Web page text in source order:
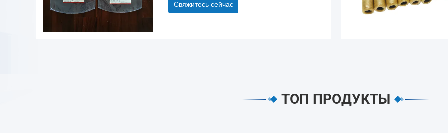
Свяжитесь сейчас
ТОП ПРОДУКТЫ